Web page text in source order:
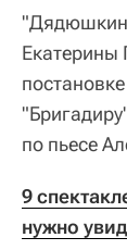
"Дядюшкин
Екатерины
по пьесе
9
нужно